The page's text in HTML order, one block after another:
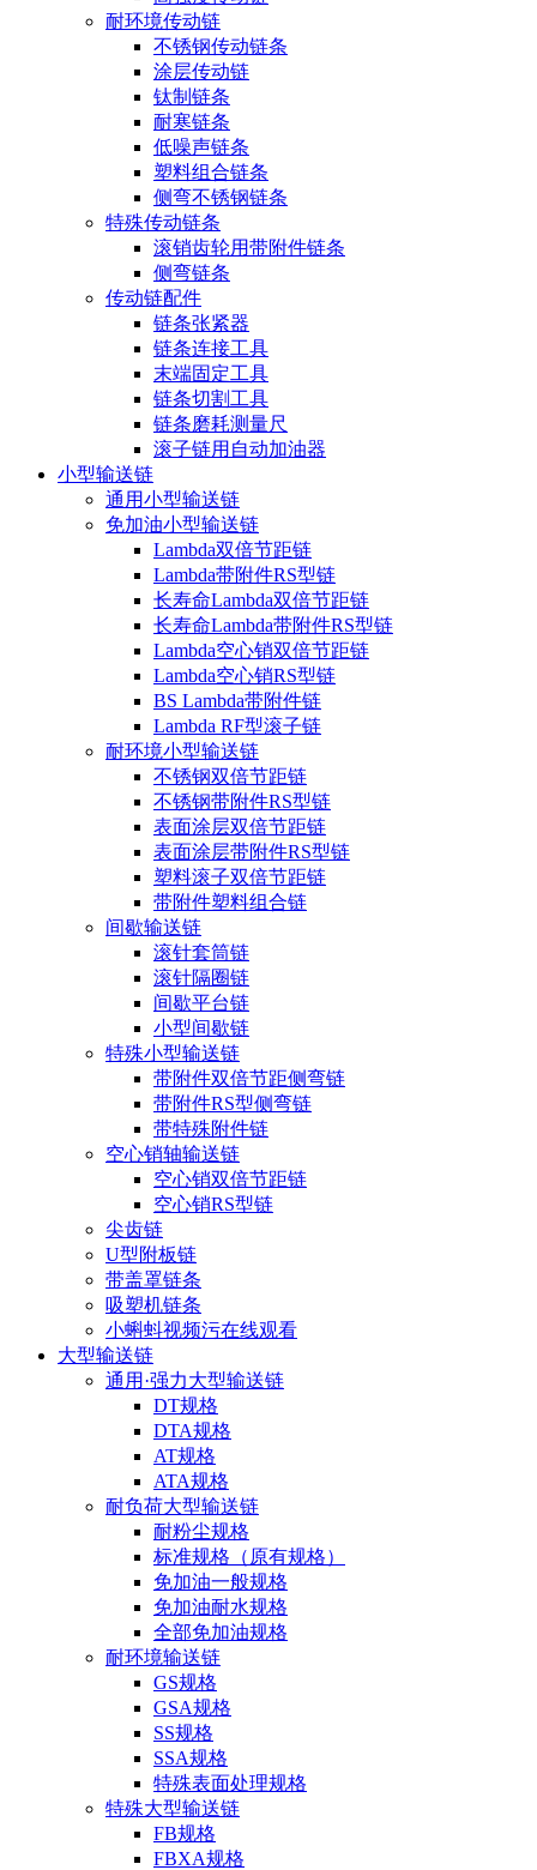
耐环境传动链
不锈钢传动链条
涂层传动链
钛制链条
耐寒链条
低噪声链条
塑料组合链条
侧弯不锈钢链条
特殊传动链条
滚销齿轮用带附件链条
侧弯链条
传动链配件
链条张紧器
链条连接工具
末端固定工具
链条切割工具
链条磨耗测量尺
滚子链用自动加油器
小型输送链
通用小型输送链
免加油小型输送链
Lambda双倍节距链
Lambda带附件RS型链
长寿命Lambda双倍节距链
长寿命Lambda带附件RS型链
Lambda空心销双倍节距链
Lambda空心销RS型链
BS Lambda带附件链
Lambda RF型滚子链
耐环境小型输送链
不锈钢双倍节距链
不锈钢带附件RS型链
表面涂层双倍节距链
表面涂层带附件RS型链
塑料滚子双倍节距链
带附件塑料组合链
间歇输送链
滚针套筒链
滚针隔圈链
间歇平台链
小型间歇链
特殊小型输送链
带附件双倍节距侧弯链
带附件RS型侧弯链
带特殊附件链
空心销轴输送链
空心销双倍节距链
空心销RS型链
尖齿链
U型附板链
带盖罩链条
吸塑机链条
小蝌蚪视频污在线观看
大型输送链
通用·强力大型输送链
DT规格
DTA规格
AT规格
ATA规格
耐负荷大型输送链
耐粉尘规格
标准规格（原有规格）
免加油一般规格
免加油耐水规格
全部免加油规格
耐环境输送链
GS规格
GSA规格
SS规格
SSA规格
特殊表面处理规格
特殊大型输送链
FB规格
FBXA规格